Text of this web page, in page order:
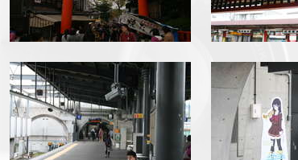
img_3430.jpg